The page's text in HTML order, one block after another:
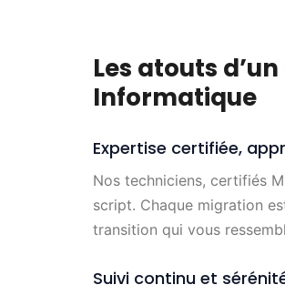
Les atouts
Informatique
Expertise certifiée,
Nos techniciens, certifiés
script. Chaque migration
transition qui vous
Suivi continu et